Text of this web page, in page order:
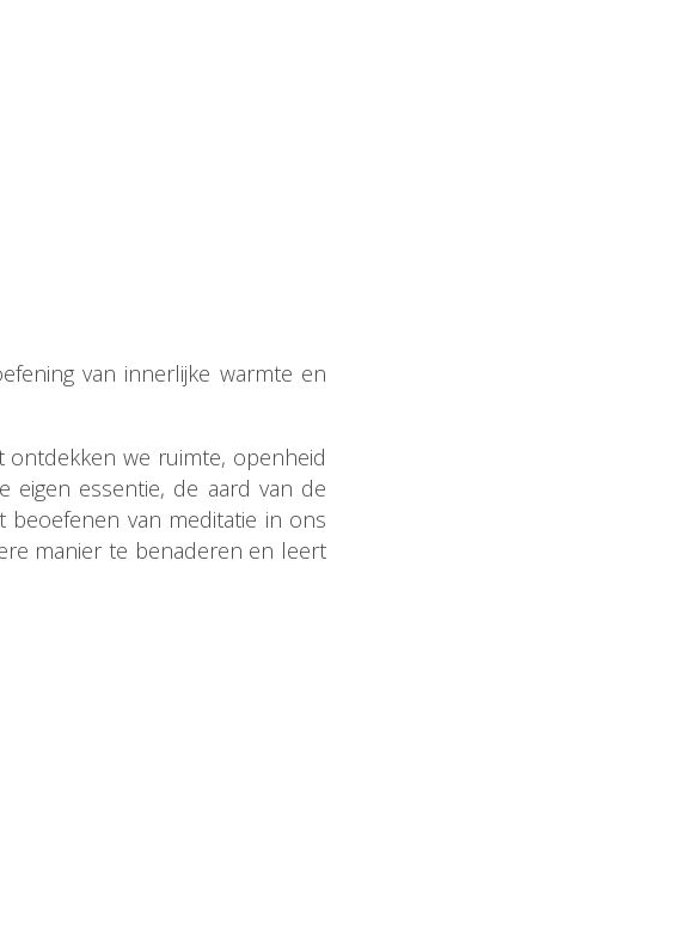
van innerlijke warmte en
we ruimte, openheid
essentie, de aard van de
van meditatie in ons
manier te benaderen en leert